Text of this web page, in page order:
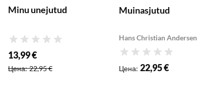
Minu unejutud
Рейтинг
Специальная цена
13,99 €
Цена: 22,95 €
Muinasjutud
Hans Christian Andersen
Рейтинг
Цена: 22,95 €